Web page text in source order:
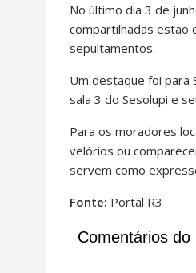
No último dia 3 de
compartilhadas estão
sepultamentos.
Um destaque foi para
sala 3 do Sesolupi e
Para os moradores
velórios ou
servem como
Fonte: Portal R3
Comentários do